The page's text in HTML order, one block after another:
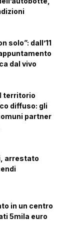
solo”: dall’11
dal vivo
territorio
diffuso: gli
partner
arrestato
in un centro
5mila euro